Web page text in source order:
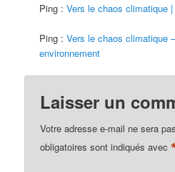
Ping :Vers le chaos climatique
Ping :Vers le chaos climatique
environnement
Laisser un
Votre adresse e-mail ne sera
obligatoires sont indiqués avec